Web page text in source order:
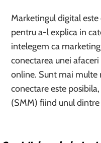
Marketingul digital
pentru a-l explica in
intelegem ca
conectarea unei
online. Sunt mai multe
conectare este
(SMM) fiind unul